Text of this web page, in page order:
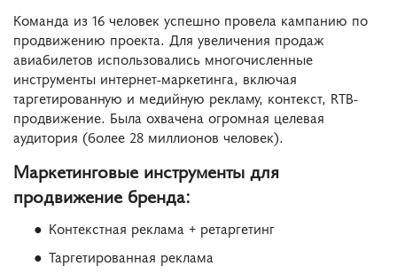
Команда из 16 человек успешно провела кампанию по
продвижению проекта. Для увеличения продаж
авиабилетов использовались многочисленные
инструменты интернет-маркетинга, включая
таргетированную и медийную рекламу, контекст, RTB-
продвижение. Была охвачена огромная целевая
аудитория (более 28 миллионов человек).
Маркетинговые инструменты для
продвижение бренда:
Контекстная реклама + ретаргетинг
Таргетированная реклама